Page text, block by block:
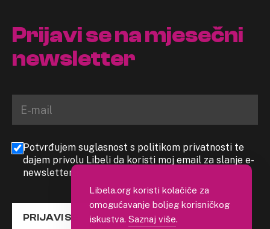
Prijavi se na mjesečni
newsletter
Potvrđujem suglasnost s politikom privatnosti te
dajem privolu Libeli da koristi moj email za slanje e-
newslettera
PRIJAVI SE
Libela.org koristi kolačiće za
omogućavanje boljeg korisničkog
iskustva. Saznaj više.